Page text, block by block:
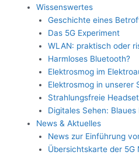
Wissenswertes
Geschichte eines
Das 5G Experiment
WLAN: praktisch oder
Harmloses Bluetooth?
Elektrosmog im
Elektrosmog in unserer
Strahlungsfreie
Digitales Sehen: Blaues
News & Aktuelles
News zur Einführung
Übersichtskarte der 5G